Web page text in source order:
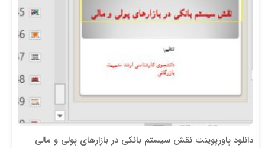
دانلود پاورپوینت نقش سیستم بانکی در بازارهای پولی و مالی